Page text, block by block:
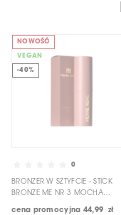
NOWOŚĆ
VEGAN
-40%
0
BRONZER W SZTYFCIE - STICK
BRONZE ME NR 3 MOCHA
cena promocyjna 44,99 zł